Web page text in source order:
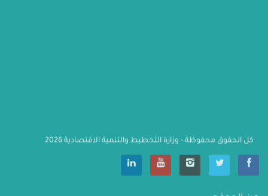
كل الحقوق محفوظة - وزارة التخطيط والتنمية الاقتصادية 2026